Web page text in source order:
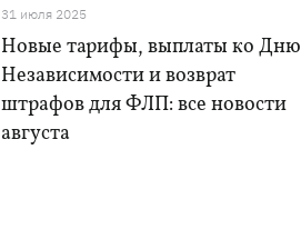
31 июля 2025
Новые тарифы, выплаты ко Дню
Независимости и возврат
штрафов для ФЛП: все новости
августа